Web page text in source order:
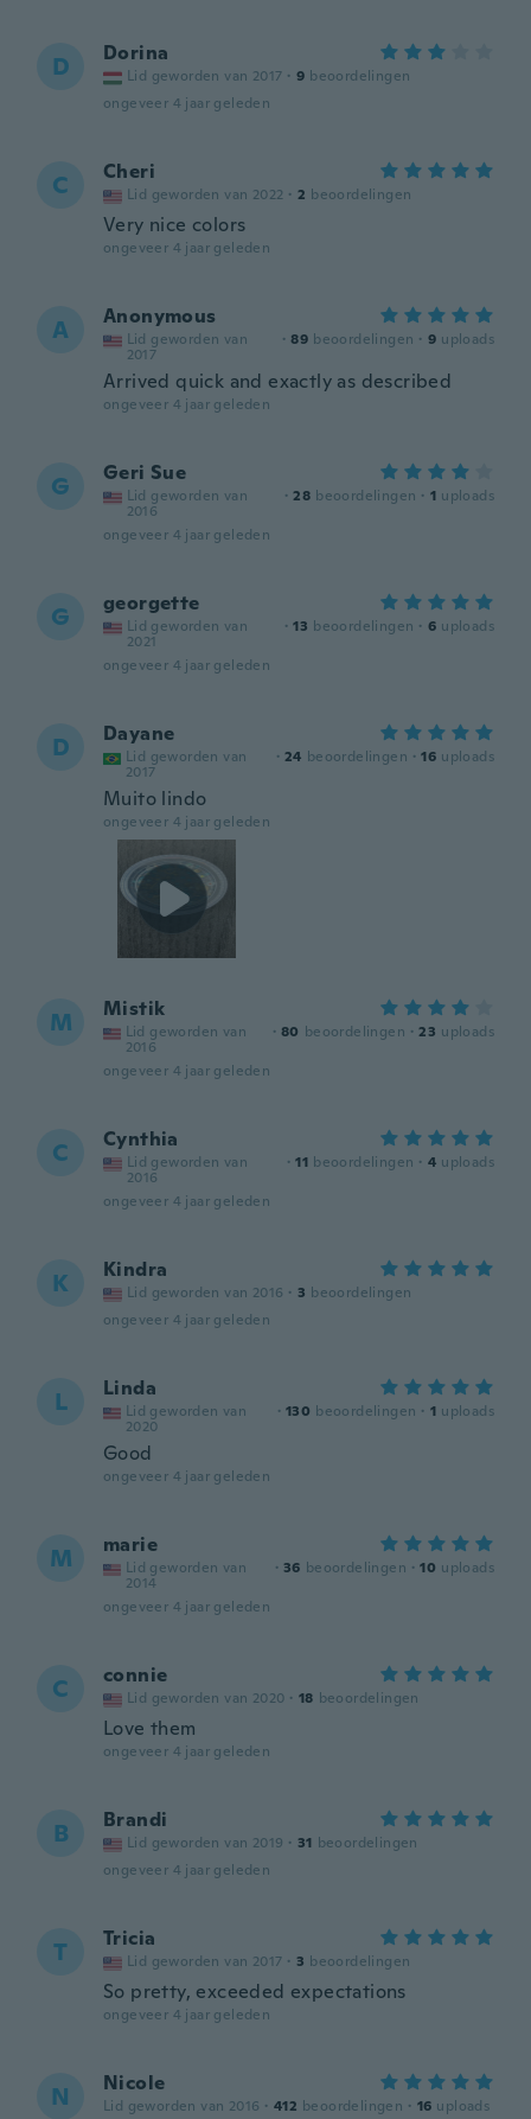
D Dorina
Lid geworden van 2017 · 9 beoordelingen
ongeveer 4 jaar geleden
C Cheri
Lid geworden van 2022 · 2 beoordelingen
Very nice colors
ongeveer 4 jaar geleden
A Anonymous
Lid geworden van
2017
· 89 beoordelingen · 9 uploads
Arrived quick and exactly as described
ongeveer 4 jaar geleden
G Geri Sue
Lid geworden van
2016
· 28 beoordelingen · 1 uploads
ongeveer 4 jaar geleden
G georgette
Lid geworden van
2021
· 13 beoordelingen · 6 uploads
ongeveer 4 jaar geleden
D Dayane
Lid geworden van
2017
· 24 beoordelingen · 16 uploads
Muito lindo
ongeveer 4 jaar geleden
M Mistik
Lid geworden van
2016
· 80 beoordelingen · 23 uploads
ongeveer 4 jaar geleden
C Cynthia
Lid geworden van
2016
· 11 beoordelingen · 4 uploads
ongeveer 4 jaar geleden
K Kindra
Lid geworden van 2016 · 3 beoordelingen
ongeveer 4 jaar geleden
L Linda
Lid geworden van
2020
· 130 beoordelingen · 1 uploads
Good
ongeveer 4 jaar geleden
M marie
Lid geworden van
2014
· 36 beoordelingen · 10 uploads
ongeveer 4 jaar geleden
C connie
Lid geworden van 2020 · 18 beoordelingen
Love them
ongeveer 4 jaar geleden
B Brandi
Lid geworden van 2019 · 31 beoordelingen
ongeveer 4 jaar geleden
T Tricia
Lid geworden van 2017 · 3 beoordelingen
So pretty, exceeded expectations
ongeveer 4 jaar geleden
N Nicole
Lid geworden van 2016 · 412 beoordelingen · 16 uploads